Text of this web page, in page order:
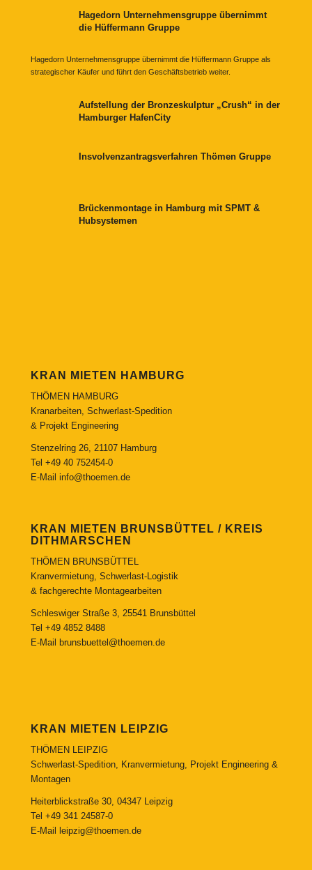
Hagedorn Unternehmensgruppe übernimmt
die Hüffermann Gruppe
Hagedorn Unternehmensgruppe übernimmt die Hüffermann Gruppe als
strategischer Käufer und führt den Geschäftsbetrieb weiter.
Aufstellung der Bronzeskulptur „Crush“ in der
Hamburger HafenCity
Insvolvenzantragsverfahren Thömen Gruppe
Brückenmontage in Hamburg mit SPMT &
Hubsystemen
KRAN MIETEN HAMBURG
THÖMEN HAMBURG
Kranarbeiten, Schwerlast-Spedition
& Projekt Engineering
Stenzelring 26, 21107 Hamburg
Tel +49 40 752454-0
E-Mail info@thoemen.de
KRAN MIETEN BRUNSBÜTTEL / KREIS
DITHMARSCHEN
THÖMEN BRUNSBÜTTEL
Kranvermietung, Schwerlast-Logistik
& fachgerechte Montagearbeiten
Schleswiger Straße 3, 25541 Brunsbüttel
Tel +49 4852 8488
E-Mail
brunsbuettel@thoemen.de
KRAN MIETEN LEIPZIG
THÖMEN LEIPZIG
Schwerlast-Spedition, Kranvermietung, Projekt Engineering &
Montagen
Heiterblickstraße 30, 04347 Leipzig
Tel +49 341 24587-0
E-Mail
leipzig@thoemen.de